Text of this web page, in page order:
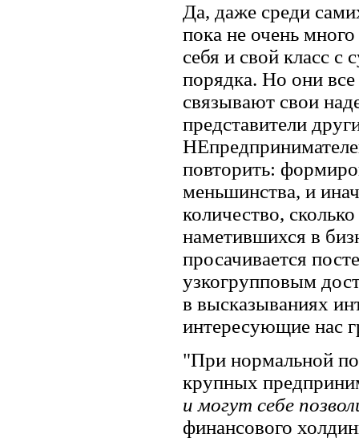
Да, даже среди
пока не очень
себя и свой класс с
порядка. Но они все
связывают свои
представители
повторить:
меньшинства, и
количество,
наметившихся в
просачивается
узкогрупповым
в высказываниях
интересующие нас
"При нормальной
крупных
и могут себе
финансового